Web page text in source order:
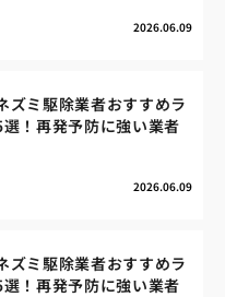
2026.06.09
ズミ駆除業者おすすめラ
！再発予防に強い業者
2026.06.09
ズミ駆除業者おすすめラ
！再発予防に強い業者